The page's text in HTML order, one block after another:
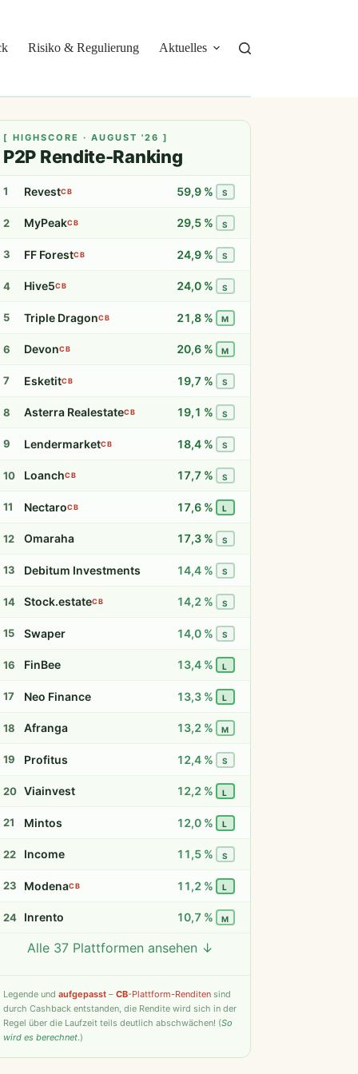
Risiko & Regulierung Aktuelles
[ HIGHSCORE · AUGUST '26 ]
P2P Rendite-Ranking
1 RevestCB 59,9 % S
2 MyPeakCB 29,5 % S
3 FF ForestCB 24,9 % S
4 Hive5CB 24,0 % S
5 Triple DragonCB 21,8 % M
6 DevonCB 20,6 % M
7 EsketitCB 19,7 % S
8 Asterra RealestateCB 19,1 % S
9 LendermarketCB 18,4 % S
10 LoanchCB 17,7 % S
11 NectaroCB 17,6 % L
12 Omaraha 17,3 % S
13 Debitum Investments 14,4 % S
14 Stock.estateCB 14,2 % S
15 Swaper 14,0 % S
16 FinBee 13,4 % L
17 Neo Finance 13,3 % L
18 Afranga 13,2 % M
19 Profitus 12,4 % S
20 Viainvest 12,2 % L
21 Mintos 12,0 % L
22 Income 11,5 % S
23 ModenaCB 11,2 % L
24 Inrento 10,7 % M
Twino 9,8 %
27 PeerBerry 9,2 % S
Bondster
Alle 37 Plattformen ansehen ↓
Legende undaufgepasst –CB-Plattform-Renditen sind
durch Cashback entstanden, die Rendite wird sich in der
Regel über die Laufzeit teils deutlich abschwächen! (So
wird es berechnet.)